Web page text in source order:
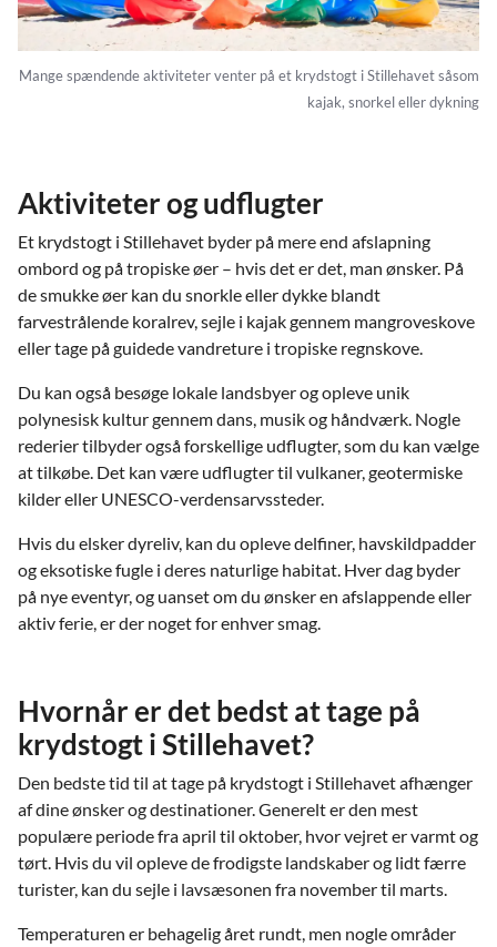
Mange spændende aktiviteter venter på et krydstogt i Stillehavet såsom
kajak, snorkel eller dykning
Aktiviteter og udflugter
Et krydstogt i Stillehavet byder på mere end afslapning
ombord og på tropiske øer – hvis det er det, man ønsker. På
de smukke øer kan du snorkle eller dykke blandt
farvestrålende koralrev, sejle i kajak gennem mangroveskove
eller tage på guidede vandreture i tropiske regnskove.
Du kan også besøge lokale landsbyer og opleve unik
polynesisk kultur gennem dans, musik og håndværk. Nogle
rederier tilbyder også forskellige udflugter, som du kan vælge
at tilkøbe. Det kan være udflugter til vulkaner, geotermiske
kilder eller UNESCO-verdensarvssteder.
Hvis du elsker dyreliv, kan du opleve delfiner, havskildpadder
og eksotiske fugle i deres naturlige habitat. Hver dag byder
på nye eventyr, og uanset om du ønsker en afslappende eller
aktiv ferie, er der noget for enhver smag.
Hvornår er det bedst at tage på
krydstogt i Stillehavet?
Den bedste tid til at tage på krydstogt i Stillehavet afhænger
af dine ønsker og destinationer. Generelt er den mest
populære periode fra april til oktober, hvor vejret er varmt og
tørt. Hvis du vil opleve de frodigste landskaber og lidt færre
turister, kan du sejle i lavsæsonen fra november til marts.
Temperaturen er behagelig året rundt, men nogle områder